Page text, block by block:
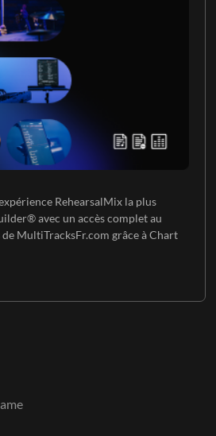
RehearsalMix la plus
avec un accès complet au
MultiTracksFr.com grâce à Chart